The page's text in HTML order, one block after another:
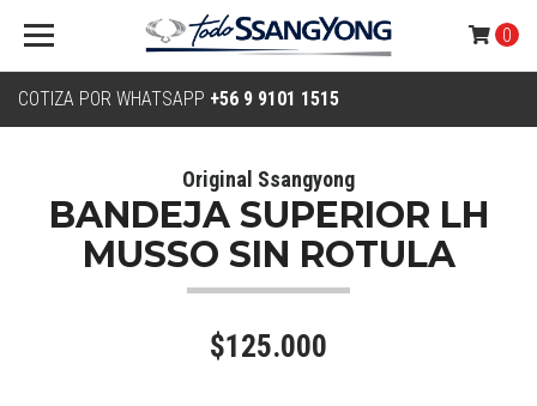
COTIZA POR WHATSAPP +56 9 9101 1515
0
Original Ssangyong
BANDEJA SUPERIOR LH
MUSSO SIN ROTULA
$125.000